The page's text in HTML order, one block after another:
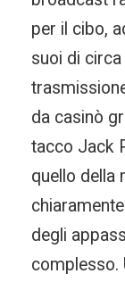
per il cibo,
suoi di
da casinò
tacco Jack
quello della
degli
complesso.